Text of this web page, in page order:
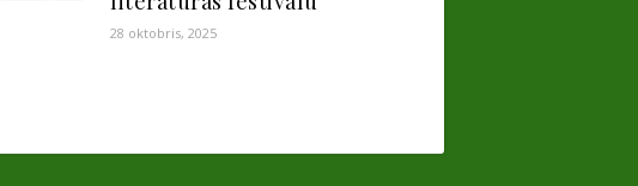
28 oktobris, 2025